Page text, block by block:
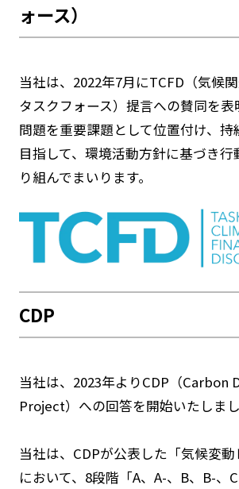
ォース）
当社は、2022年7月にTCFD（気候
タスクフォース）提言への賛同を
問題を重要課題として位置付け、持
目指して、環境活動方針に基づき
り組んでまいります。
CDP
当社は、2023年よりCDP（Carbon
Project）への回答を開始いたしまし
当社は、CDPが公表した「気候変動
において、8段階「A、A-、B、B-、C